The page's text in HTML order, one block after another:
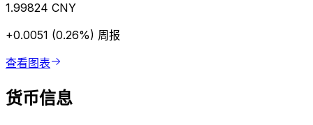
1.99824 CNY
+0.0051 (0.26%) 周报
查看图表
货币信息